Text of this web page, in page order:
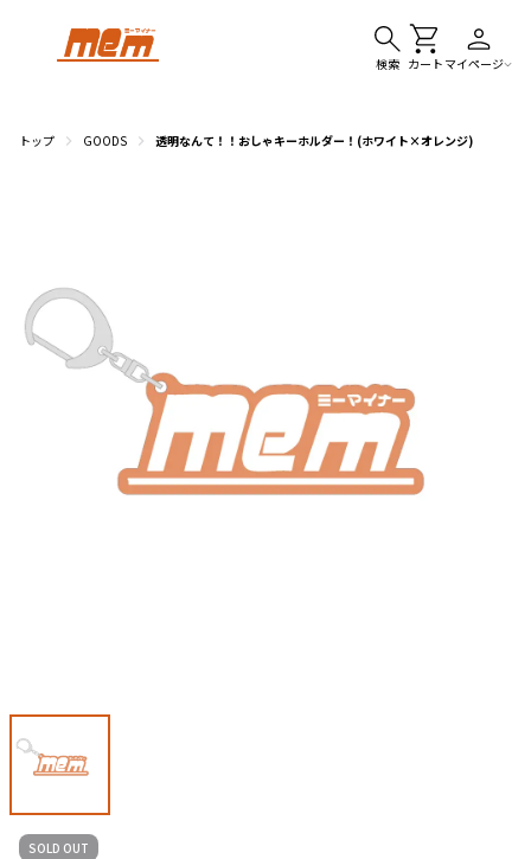
検索 カート マイページ
トップ GOODS 透明なんて！！おしゃキーホルダー！(ホワイト×オレンジ)
SOLD OUT